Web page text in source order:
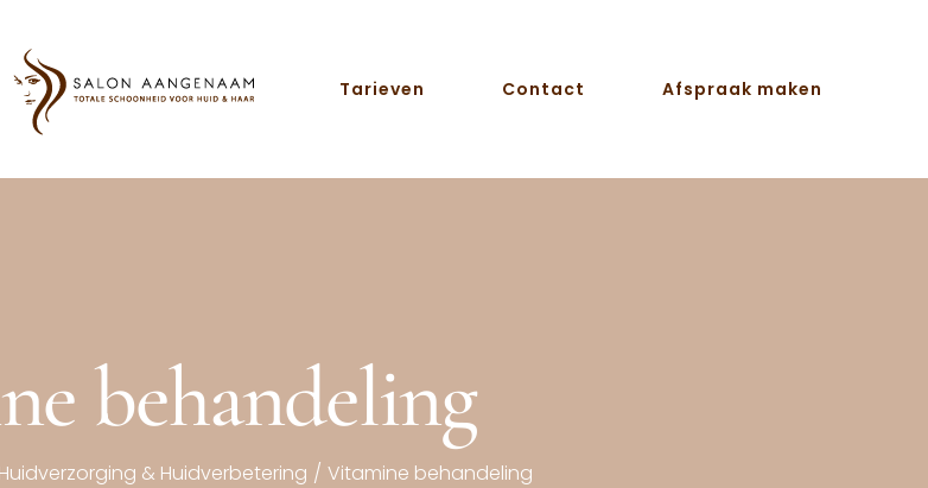
Tarieven Contact Afspraak maken
behandeling
Huidverzorging & Huidverbetering / Vitamine behandeling